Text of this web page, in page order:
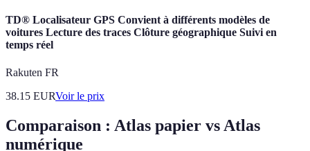
TD® Localisateur GPS Convient à différents modèles de
voitures Lecture des traces Clôture géographique Suivi en
temps réel
Rakuten FR
38.15 EURVoir le prix
Comparaison : Atlas papier vs Atlas
numérique